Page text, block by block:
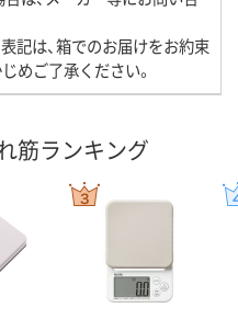
記は、箱でのお届けをお約束
めご了承ください。
筋ランキング